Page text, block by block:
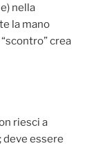
nella
la mano
crea
riesci a
essere